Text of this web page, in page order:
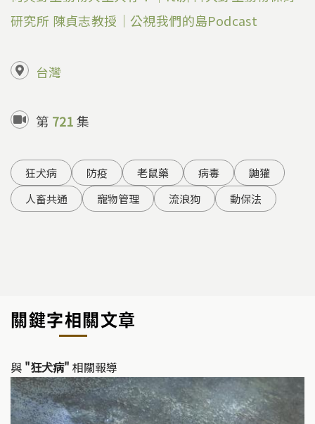
研究所 陳貞志教授｜公視我們的島Podcast
台灣
第 721集
狂犬病 防疫 老鼠藥 病毒
鼬獾
人畜共通
寵物管理 流浪狗 動保法
關鍵字相關文章
與 "狂犬病" 相關報導